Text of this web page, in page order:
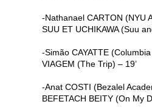
-Nathanael CARTON (NYU
SUU ET UCHIKAWA (Suu
-Simão CAYATTE
VIAGEM (The Trip) – 19’
-Anat COSTI (Bezalel
BEFETACH BEITY (On My